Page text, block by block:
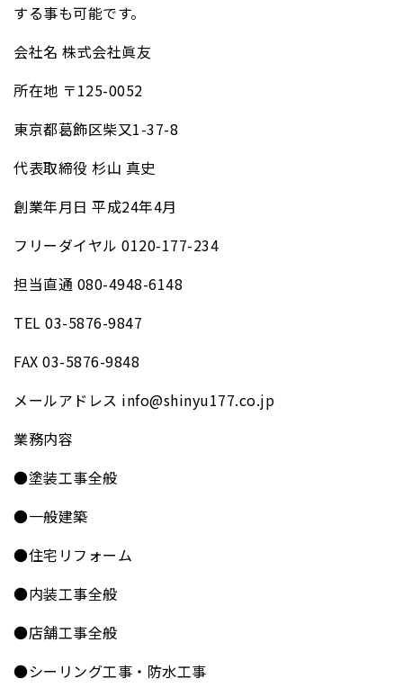
する事も可能です。
会社名 株式会社眞友
所在地 〒125-0052
東京都葛飾区柴又1-37-8
代表取締役 杉山 真史
創業年月日 平成24年4月
フリーダイヤル 0120-177-234
担当直通 080-4948-6148
TEL 03-5876-9847
FAX 03-5876-9848
メールアドレス info@shinyu177.co.jp
業務内容
●塗装工事全般
●一般建築
●住宅リフォーム
●内装工事全般
●店舗工事全般
●シーリング工事・防水工事